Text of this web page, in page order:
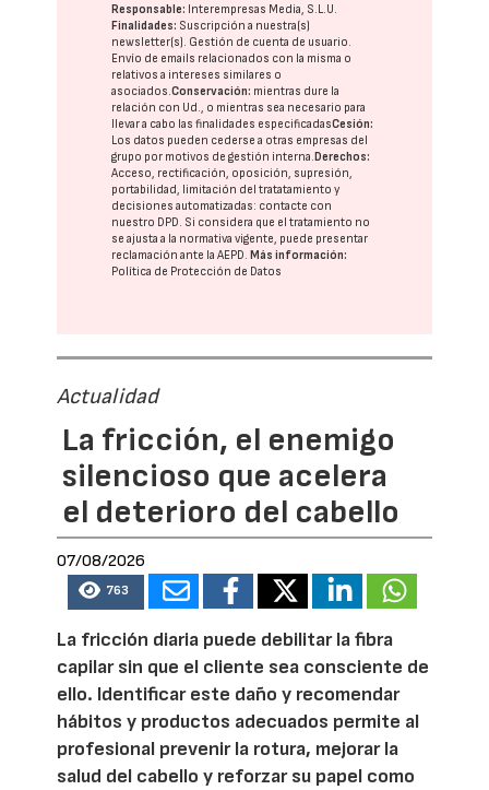
Responsable: Interempresas Media, S.L.U.
Finalidades: Suscripción a nuestra(s)
newsletter(s). Gestión de cuenta de usuario.
Envío de emails relacionados con la misma o
relativos a intereses similares o
asociados.Conservación: mientras dure la
relación con Ud., o mientras sea necesario para
llevar a cabo las finalidades especificadasCesión:
Los datos pueden cederse a otras empresas del
grupo por motivos de gestión interna.Derechos:
Acceso, rectificación, oposición, supresión,
portabilidad, limitación del tratatamiento y
decisiones automatizadas: contacte con
nuestro DPD. Si considera que el tratamiento no
se ajusta a la normativa vigente, puede presentar
reclamación ante laAEPD.Más información:
Política de Protección de Datos
Actualidad
La fricción, el enemigo
silencioso que acelera
el deterioro del cabello
07/08/2026
763
La fricción diaria puede debilitar la fibra
capilar sin que el cliente sea consciente de
ello. Identificar este daño y recomendar
hábitos y productos adecuados permite al
profesional prevenir la rotura, mejorar la
salud del cabello y reforzar su papel como